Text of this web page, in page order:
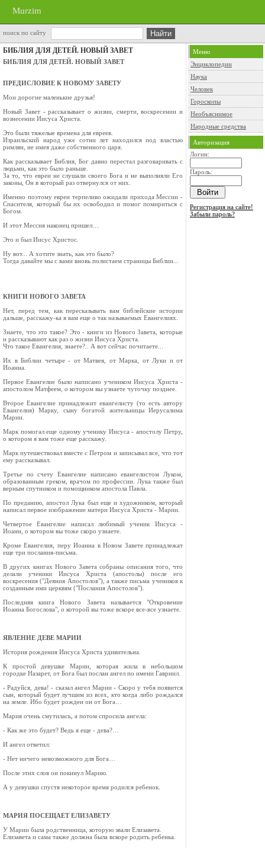
Murzim
поиск по сайту
БИБЛИЯ ДЛЯ ДЕТЕЙ. НОВЫЙ ЗАВЕТ
БИБЛИЯ ДЛЯ ДЕТЕЙ. НОВЫЙ ЗАВЕТ
ПРЕДИСЛОВИЕ К НОВОМУ ЗАВЕТУ
Мои дорогие маленькие друзья!
Новый Завет - рассказывает о жизни, смерти, воскресении и
вознесении Иисуса Xриста.
Это были тяжелые времена для евреев.
Израильский народ уже сотни лет находился под властью
римлян, не имея даже собственного царя.
Как рассказывает Библия, Бог давно перестал разговаривать с
людьми, как это было раньше.
За то, что евреи не слушали своего Бога и не выполняли Его
законы, Он в который раз отвернулся от них.
Именно поэтому евреи терпеливо ожидали прихода Мессии -
Спасителя, который бы их освободил и помог помириться с
Богом.
И этот Мессия наконец пришел…
Это и был Иисус Xристос.
Ну вот... А хотите знать, как это было?
Тогда давайте мы с вами вновь полистаем страницы Библии...
КНИГИ НОВОГО ЗАВЕТА
Нет, перед тем, как пересказывать вам библейские истории
дальше, расскажу-ка я вам еще о так называемых Евангелиях.
Знаете, что это такое? Это - книги из Нового Завета, которые
и рассказывают как раз о жизни Иисуса Христа.
Что такое Евангелия, знаете?.. А вот сейчас почитаете...
Их в Библии четыре - от Матвея, от Марка, от Луки и от
Иоанна.
Первое Евангелие было написано учеником Иисуса Христа -
апостолом Матфеем, о котором вы узнаете чуточку позднее.
Второе Евангелие принадлежит евангелисту (то есть автору
Евангелия) Марку, сыну богатой жительницы Иерусалима
Марии.
Марк помогал еще одному ученику Иисуса - апостолу Петру,
о котором я вам тоже еще расскажу.
Марк путешествовал вместе с Петром и записывал все, что тот
ему рассказывал.
Третье по счету Евангелие написано евангелистом Луком,
образованным греком, врачом по профессии. Лука также был
верным спутником и помощником апостола Павла.
По преданию, апостол Лука был еще и художником, который
написал первое изображение матери Иисуса Христа - Марии.
Четвертое Евангелие написал любимый ученик Иисуса -
Иоанн, о котором вы тоже скоро узнаете.
Кроме Евангелия, перу Иоанна в Новом Завете принадлежат
еще три послания-письма.
В других книгах Нового Завета собраны описания того, что
делали ученики Иисуса Христа (апостолы) после его
воскресения ("Деяния Апостолов"), а также письма учеников к
созданным ими церквям ("Послания Апостолов").
Последняя книга Нового Завета называется "Откровение
Иоанна Богослова", о которой вы тоже вскоре все-все узнаете.
ЯВЛЕНИЕ ДЕВЕ МАРИИ
История рождения Иисуса Христа удивительна.
К простой девушке Марии, которая жила в небольшом
городке Назарет, от Бога был послан ангел по имени Гавриил.
- Радуйся, дева! - сказал ангел Марии - Скоро у тебя появится
сын, который будет лучшим из всех, кто когда либо рождался
на земле. Ибо будет рожден он от Бога…
Мария очень смутилась, а потом спросила ангела:
- Как же это будет? Ведь я еще - дева?…
И ангел ответил:
- Нет ничего невозможного для Бога…
После этих слов он покинул Марию.
А у девушки спустя некоторое время родился ребенок.
МАРИЯ ПОСЕЩАЕТ ЕЛИЗАВЕТУ
У Марии была родственница, которую звали Елизавета.
Елизавета и сама также должна была вскоре родить ребенка.
Меню
Энциклопедии
Наука
Человек
Гороскопы
Необъяснимое
Народные средства
Авторизация
Логин:
Пароль:
Регистрация на сайте!
Забыли пароль?